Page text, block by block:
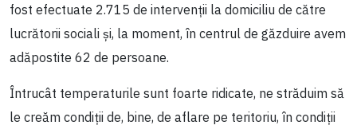
fost efectuate 2.715 de intervenții la domiciliu de către
lucrătorii sociali și, la moment, în centrul de găzduire avem
adăpostite 62 de persoane.
Întrucât temperaturile sunt foarte ridicate, ne străduim să
le creăm condiții de, bine, de aflare pe teritoriu, în condiții